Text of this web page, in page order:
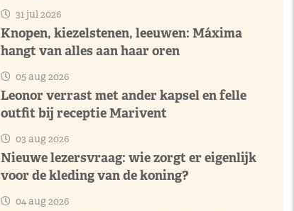
31 jul 2026
Knopen, kiezelstenen, leeuwen: Máxima
hangt van alles aan haar oren
05 aug 2026
Leonor verrast met ander kapsel en felle
outfit bij receptie Marivent
03 aug 2026
Nieuwe lezersvraag: wie zorgt er eigenlijk
voor de kleding van de koning?
04 aug 2026